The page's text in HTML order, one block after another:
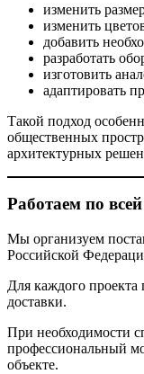
изменить
изменить
добавить
разработать
изготовить
адаптировать
Такой подход
общественных
архитектурных
Работаем по
Мы организуем
Российской
Для каждого проекта
доставки.
При необходимости
профессиональный
объекте.